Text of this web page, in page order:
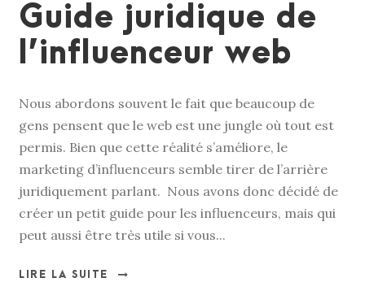
Guide juridique de
l’influenceur web
Nous abordons souvent le fait que beaucoup de
gens pensent que le web est une jungle où tout est
permis. Bien que cette réalité s’améliore, le
marketing d’influenceurs semble tirer de l’arrière
juridiquement parlant. Nous avons donc décidé de
créer un petit guide pour les influenceurs, mais qui
peut aussi être très utile si vous...
LIRE LA SUITE